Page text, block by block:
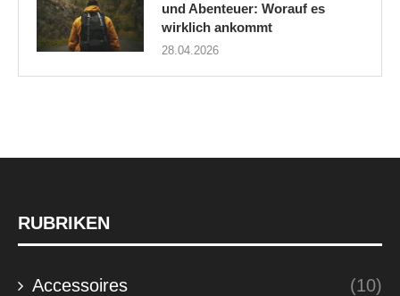
und Abenteuer: Worauf es
wirklich ankommt
28.04.2026
RUBRIKEN
Accessoires (10)